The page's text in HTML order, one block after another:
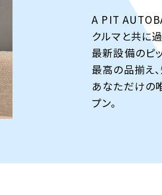
A PIT
クルマと共に
最新設備のピ
最高の品揃え
あなただけの
プン。